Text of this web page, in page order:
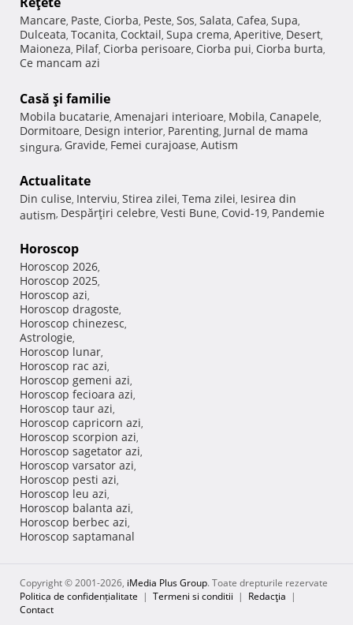
Mancare, Paste, Ciorba, Peste, Sos, Salata, Cafea, Supa,
Dulceata, Tocanita, Cocktail, Supa crema, Aperitive, Desert,
Maioneza, Pilaf, Ciorba perisoare, Ciorba pui, Ciorba burta,
Ce mancam azi
Casă şi familie
Mobila bucatarie, Amenajari interioare, Mobila, Canapele,
Dormitoare, Design interior, Parenting, Jurnal de mama
singura, Gravide, Femei curajoase, Autism
Actualitate
Din culise, Interviu, Stirea zilei, Tema zilei, Iesirea din
autism, Despărţiri celebre, Vesti Bune, Covid-19, Pandemie
Horoscop
Horoscop 2026,
Horoscop 2025,
Horoscop azi,
Horoscop dragoste,
Horoscop chinezesc,
Astrologie,
Horoscop lunar,
Horoscop rac azi,
Horoscop gemeni azi,
Horoscop fecioara azi,
Horoscop taur azi,
Horoscop capricorn azi,
Horoscop scorpion azi,
Horoscop sagetator azi,
Horoscop varsator azi,
Horoscop pesti azi,
Horoscop leu azi,
Horoscop balanta azi,
Horoscop berbec azi,
Horoscop saptamanal
Copyright © 2001-2026, iMedia Plus Group. Toate drepturile rezervate
Politica de confidențialitate | Termeni si conditii | Redacţia |
Contact